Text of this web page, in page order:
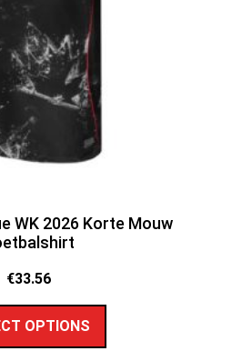
WK 2026 Korte Mouw
€33.56
OPTIONS